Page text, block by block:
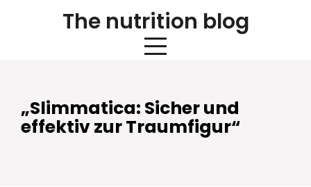
The nutrition blog
„Slimmatica: Sicher und
effektiv zur Traumfigur“